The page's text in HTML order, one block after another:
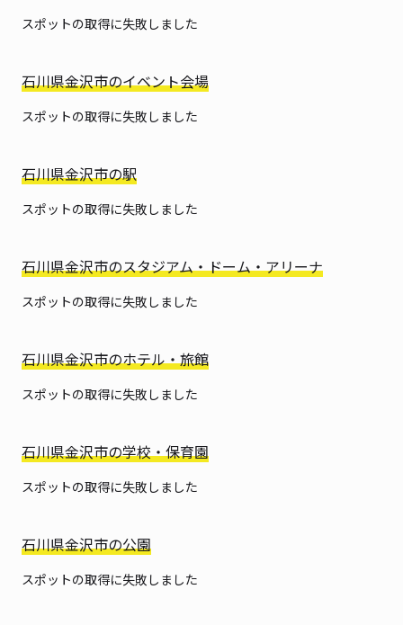
スポットの取得に失敗しました
石川県金沢市のイベント会場
スポットの取得に失敗しました
石川県金沢市の駅
スポットの取得に失敗しました
石川県金沢市のスタジアム・ドーム・アリーナ
スポットの取得に失敗しました
石川県金沢市のホテル・旅館
スポットの取得に失敗しました
石川県金沢市の学校・保育園
スポットの取得に失敗しました
石川県金沢市の公園
スポットの取得に失敗しました